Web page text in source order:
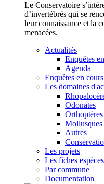
Le Conservatoire
d’invertébrés qui se
leur connaissance et la
menacées.
Actualités
Enquêtes
Agenda
Enquêtes en cours
Les domaines
Odonates
Orthoptères
Mollusques
Autres
Les projets
Les fiches espèces
Par commune
Documentation